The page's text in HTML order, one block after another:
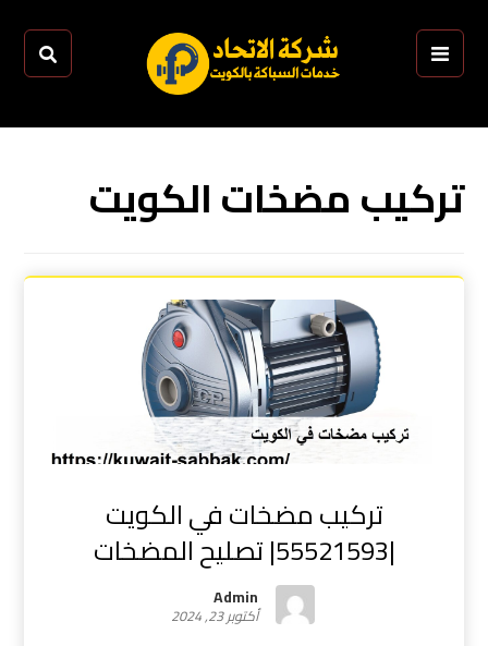
تركيب مضخات الكويت
تركيب مضخات في الكويت
|55521593| تصليح المضخات
Admin
أكتوبر 23, 2024